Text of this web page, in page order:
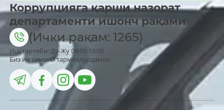
Коррупцияга қарши назорат
департаменти ишонч рақами
(Ички рақам: 1265)
Иш тартиби: Ду-Жу 09:00-18:00
Биз ижтимоий тармоқлардамиз: